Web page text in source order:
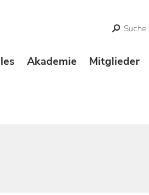
Suche
Akademie Mitglieder